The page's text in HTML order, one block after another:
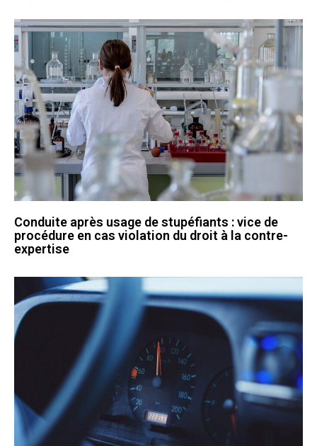
Conduite après usage de stupéfiants : vice de
procédure en cas violation du droit à la contre-
expertise